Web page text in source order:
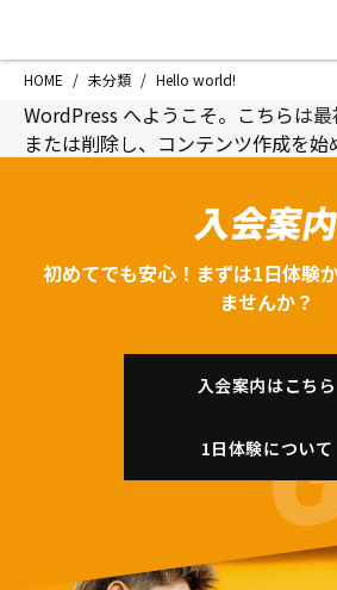
〒192-0072 東京
Tel/
営業時間：月〜土
HOME
ジムについて
トレーニング
選手・スタッフ
見学・1日体験
HOME / 未分類 / Hello world!
WordPress へようこそ。こちらは
または削除し、コンテンツ作成を始
入会案内
初めてでも安心！まずは1日体験
ませんか？
入会案内はこちら
1日体験について